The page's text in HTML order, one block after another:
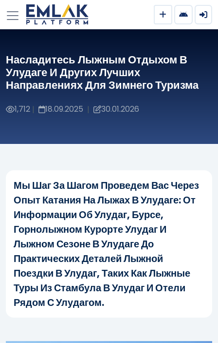
Насладитесь Лыжным Отдыхом В
Улудаге И Других Лучших
Направлениях Для Зимнего Туризма
1,712 | 18.09.2025 | 30.01.2026
Мы Шаг За Шагом Проведем Вас Через
Опыт Катания На Лыжах В Улудаге: От
Информации Об Улудаг, Бурсе,
Горнолыжном Курорте Улудаг И
Лыжном Сезоне В Улудаге До
Практических Деталей Лыжной
Поездки В Улудаг, Таких Как Лыжные
Туры Из Стамбула В Улудаг И Отели
Рядом С Улудагом.